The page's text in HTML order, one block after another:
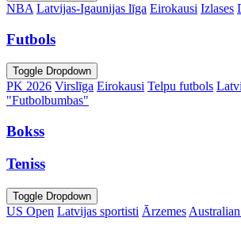
NBA Latvijas-Igaunijas līga Eirokausi Izlases
Futbols
Toggle Dropdown
PK 2026 Virslīga Eirokausi Telpu futbols
"Futbolbumbas"
Bokss
Teniss
Toggle Dropdown
US Open Latvijas sportisti Ārzemes